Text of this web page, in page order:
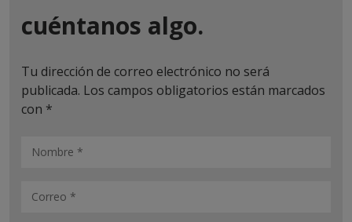
cuéntanos algo.
Tu dirección de correo electrónico no será
publicada. Los campos obligatorios están marcados
con *